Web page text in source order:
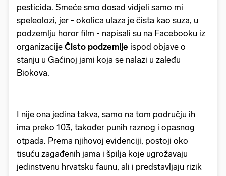
pesticida. Smeće smo dosad vidjeli samo mi
speleolozi, jer - okolica ulaza je čista kao suza, u
podzemlju horor film - napisali su na Facebooku iz
organizacije Čisto podzemlje ispod objave o
stanju u Gaćinoj jami koja se nalazi u zaleđu
Biokova.
I nije ona jedina takva, samo na tom području ih
ima preko 103, također punih raznog i opasnog
otpada. Prema njihovoj evidenciji, postoji oko
tisuću zagađenih jama i špilja koje ugrožavaju
jedinstvenu hrvatsku faunu, ali i predstavljaju rizik